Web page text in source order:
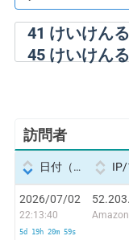
41 けいけん
45けいけん
訪問者
日付（Datetime
2026/07/02
22:13:40
5d 19h 20m 59s